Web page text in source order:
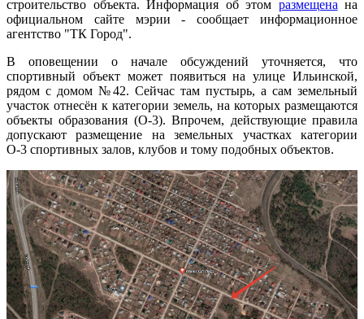
строительство объекта. Информация об этом размещена на
официальном сайте мэрии - сообщает информационное
агентство "ТК Город".
В оповещении о начале обсуждений уточняется, что
спортивный объект может появиться на улице Ильинской,
рядом с домом №42. Сейчас там пустырь, а сам земельный
участок отнесён к категории земель, на которых размещаются
объекты образования (О-3). Впрочем, действующие правила
допускают размещение на земельных участках категории
О-3 спортивных залов, клубов и тому подобных объектов.